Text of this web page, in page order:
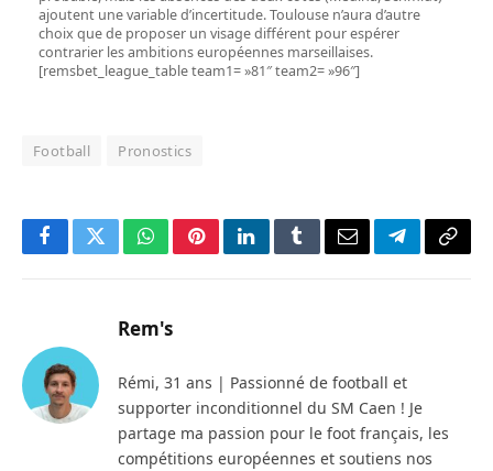
ajoutent une variable d’incertitude. Toulouse n’aura d’autre
choix que de proposer un visage différent pour espérer
contrarier les ambitions européennes marseillaises.
[remsbet_league_table team1= »81″ team2= »96″]
Football Pronostics
FacebookTwitterWhatsAppPinterestLinkedInTumblrEmailTelegram
Copy
Rem's
Rémi, 31 ans | Passionné de football et
supporter inconditionnel du SM Caen ! Je
partage ma passion pour le foot français, les
compétitions européennes et soutiens nos